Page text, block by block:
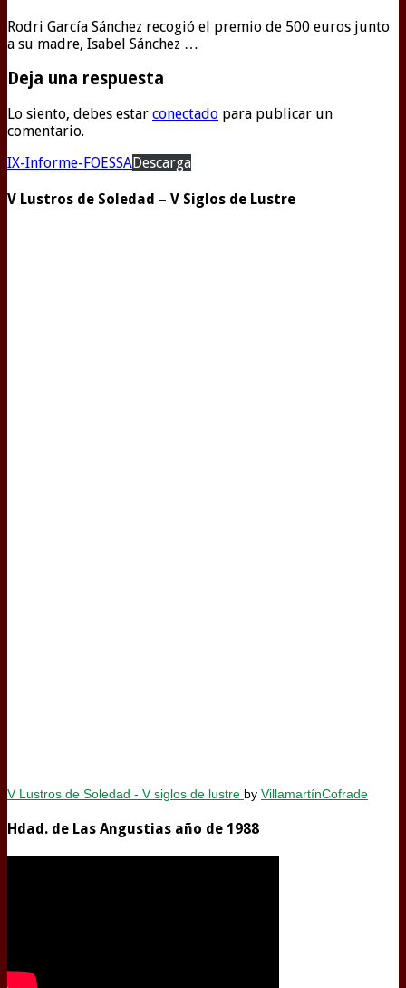
Rodri García Sánchez recogió el premio de 500 euros junto
a su madre, Isabel Sánchez …
Deja una respuesta
Lo siento, debes estar conectado para publicar un
comentario.
IX-Informe-FOESSADescarga
V Lustros de Soledad – V Siglos de Lustre
V Lustros de Soledad - V siglos de lustre by VillamartínCofrade
Hdad. de Las Angustias año de 1988